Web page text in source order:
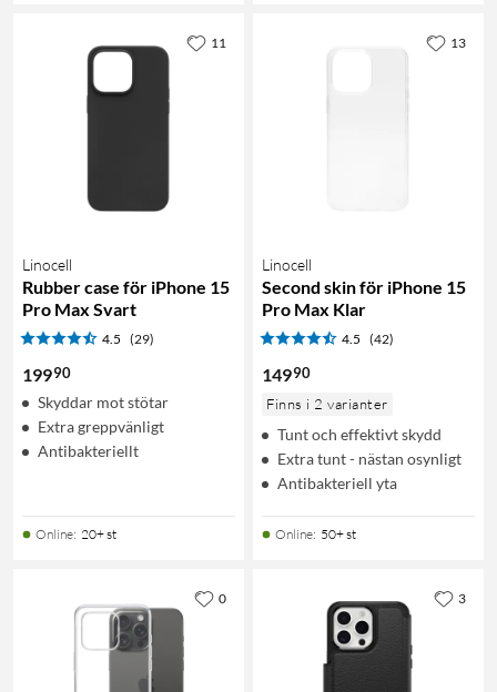
Linocell
Rubber case för iPhone 15
Pro Max Svart
4.5 (29)
19990
Skyddar mot stötar
Extra greppvänligt
Antibakteriellt
Online: 20+ st
11
Linocell
Second skin för iPhone 15
Pro Max Klar
4.5 (42)
14990
Finns i 2 varianter
Tunt och effektivt skydd
Extra tunt - nästan osynligt
Antibakteriell yta
Online: 50+ st
13
0 3